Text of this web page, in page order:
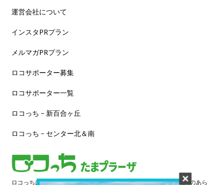
運営会社について
インスタPRプラン
メルマガPRプラン
ロコサポーター募集
ロコサポーター一覧
ロコっち – 新百合ヶ丘
ロコっち – センター北＆南
ロコっちは、あなたのジモト体験を豊かにする情報サイトです。街のあら